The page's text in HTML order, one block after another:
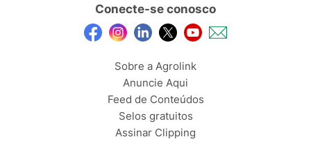
Conecte-se conosco
Sobre a Agrolink
Anuncie Aqui
Feed de Conteúdos
Selos gratuitos
Assinar Clipping